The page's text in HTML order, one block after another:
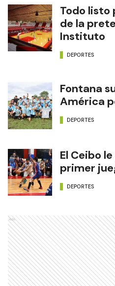
Todo listo
de la
Instituto
DEPORTES
Fontana
América
DEPORTES
El Ceibo
primer
DEPORTES
Ads